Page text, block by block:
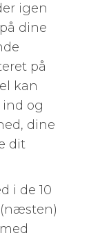
igen
dine
på
kan
ind og
dine
dit
i de 10